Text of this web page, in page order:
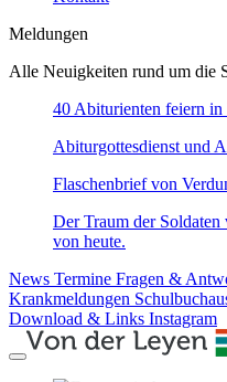
Meldungen
Alle Neuigkeiten rund um die
40 Abiturienten feiern in
Abiturgottesdienst und
Flaschenbrief von
Der Traum der Soldaten
von heute.
News Termine Fragen &
Krankmeldungen
Download & Links Instagram